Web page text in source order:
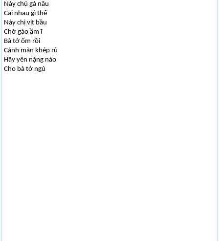
Này chú gà nâu
Cãi nhau gì thế
Này chị vịt bầu
Chớ gào ầm ĩ
Bà tớ ốm rồi
Cánh màn khép rủ
Hãy yên nặng nào
Cho bà tớ ngủ